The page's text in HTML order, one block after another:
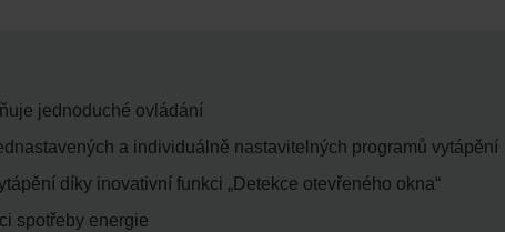
jednoduché ovládání
a individuálně nastavitelných programů vytápění
díky inovativní funkci „Detekce otevřeného okna“
spotřeby energie